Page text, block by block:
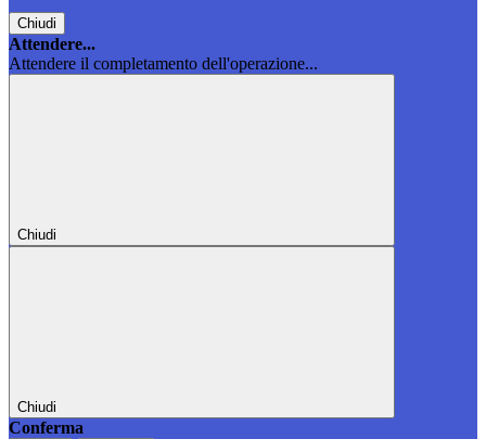
Chiudi
Attendere...
Attendere il completamento dell'operazione...
Chiudi
Chiudi
Conferma